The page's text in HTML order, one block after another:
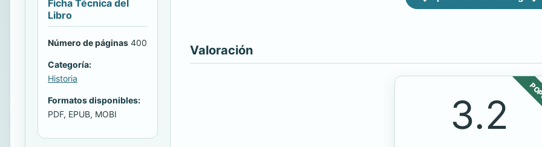
Ficha Técnica del
Libro
Número de páginas 400
Categoría:
Historia
Formatos disponibles:
PDF, EPUB, MOBI
Valoración
3.2